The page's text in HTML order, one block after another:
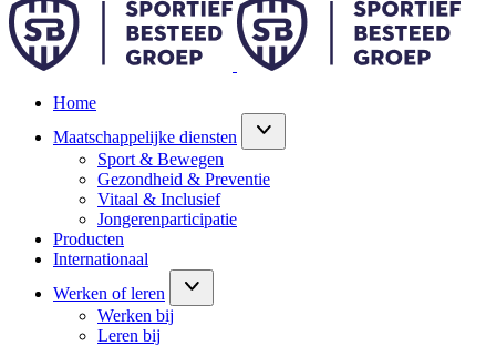
Home
Maatschappelijke diensten
Sport & Bewegen
Gezondheid & Preventie
Vitaal & Inclusief
Jongerenparticipatie
Producten
Internationaal
Werken of leren
Werken bij
Leren bij